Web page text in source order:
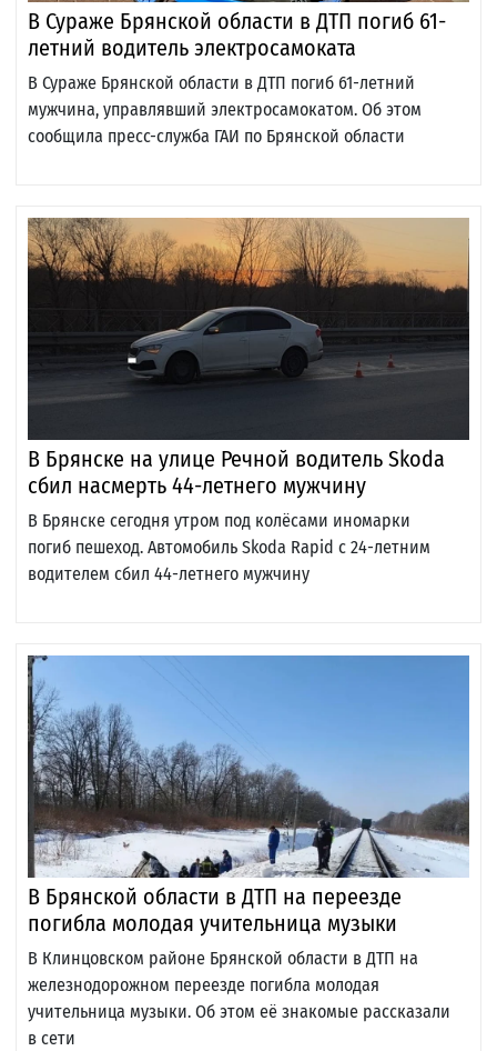
В Сураже Брянской области в ДТП погиб 61-
летний водитель электросамоката
В Сураже Брянской области в ДТП погиб 61-летний
мужчина, управлявший электросамокатом. Об этом
сообщила пресс-служба ГАИ по Брянской области
В Брянске на улице Речной водитель Skoda
сбил насмерть 44-летнего мужчину
В Брянске сегодня утром под колёсами иномарки
погиб пешеход. Автомобиль Skoda Rapid с 24-летним
водителем сбил 44-летнего мужчину
В Брянской области в ДТП на переезде
погибла молодая учительница музыки
В Клинцовском районе Брянской области в ДТП на
железнодорожном переезде погибла молодая
учительница музыки. Об этом её знакомые рассказали
в сети